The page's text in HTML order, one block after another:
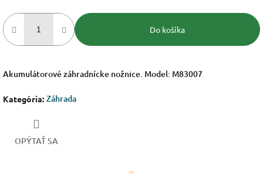
Do košíka
Akumulátorové záhradnícke nožnice. Model: M83007
Kategória: Záhrada
OPÝTAŤ SA